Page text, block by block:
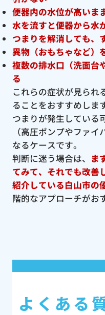
便器内の水位が高いま
水を流すと便器から水
つまりを解消しても、
異物（おもちゃなど）
複数の排水口（洗面台
る
これらの症状が見られ
ることをおすすめしま
つまりが発生している
（高圧ポンプやファ
なるケースです。
判断に迷う場合は、 ま
てみて、それでも改善
紹介している白山市の
階的なアプローチがお
よくある